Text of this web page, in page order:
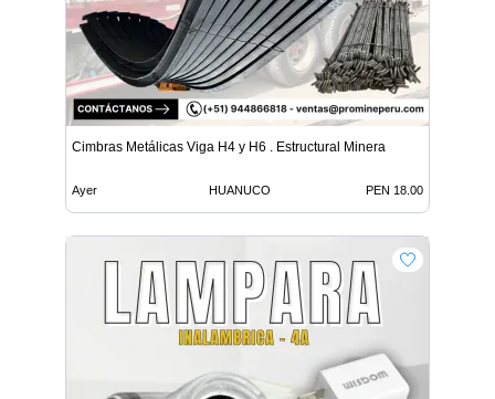
Cimbras Metálicas Viga H4 y H6 . Estructural Minera
Ayer HUANUCO PEN 18.00